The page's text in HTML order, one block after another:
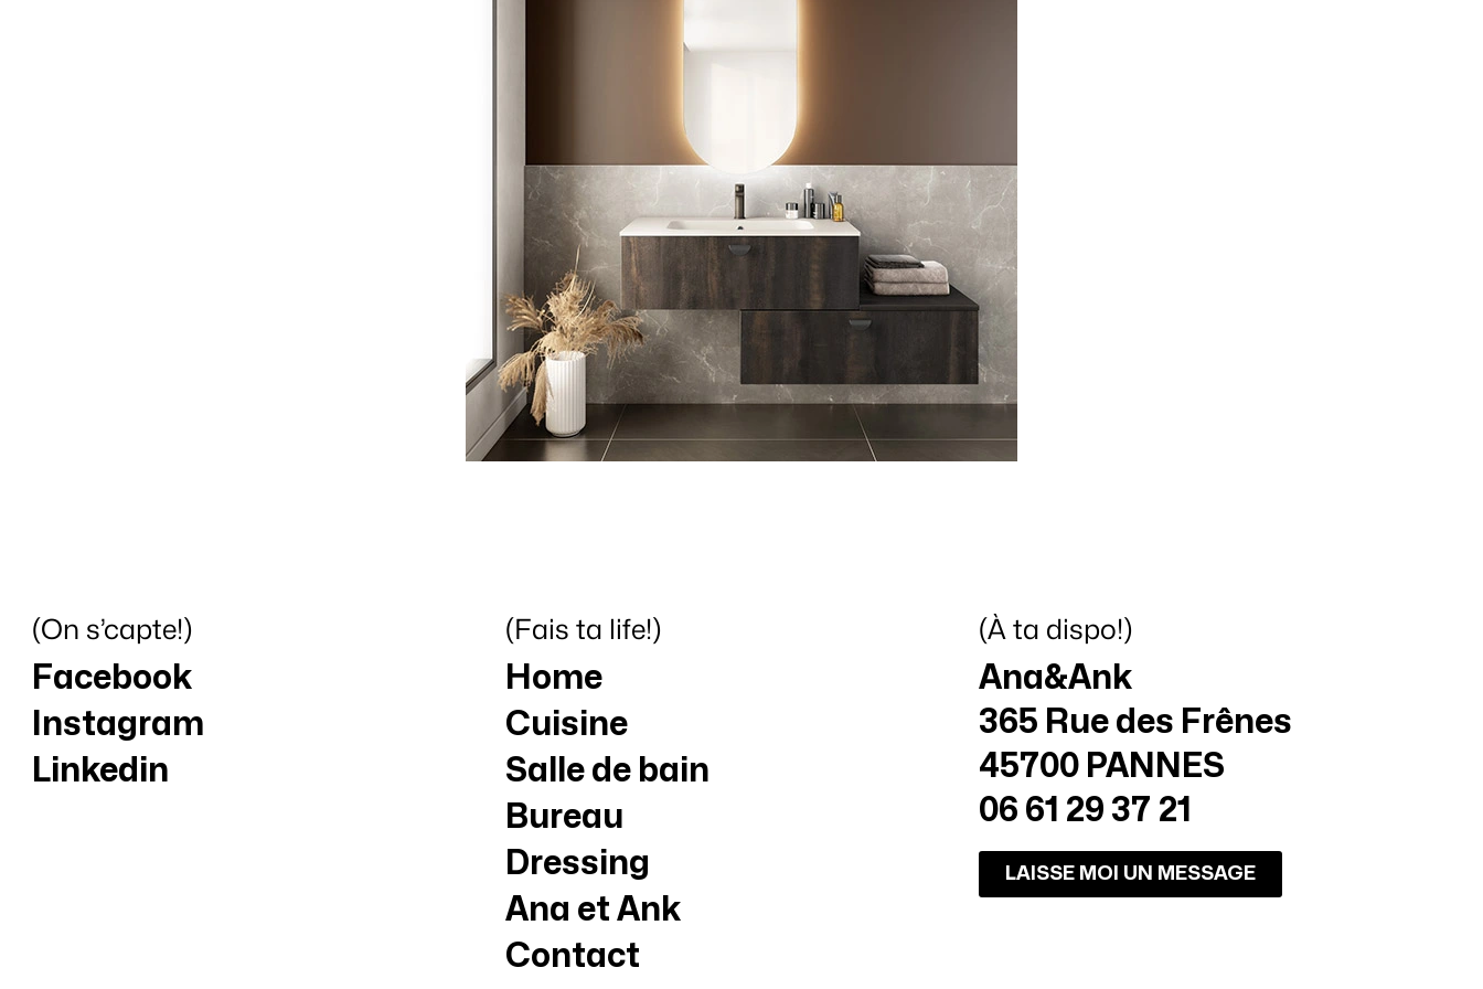
(On s’capte!)
Facebook
Instagram
Linkedin
(Fais ta life!)
Home
Cuisine
Salle de bain
Bureau
Dressing
Ana et Ank
Contact
(À ta dispo!)
Ana&Ank
365 Rue des Frênes
45700 PANNES
06 61 29 37 21
LAISSE MOI UN MESSAGE